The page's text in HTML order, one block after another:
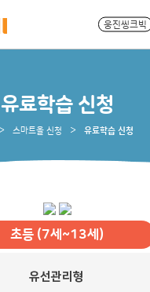
웅진씽크빅
유료학습 신청
스마트올 신청 유료학습 신청
초등 (7세~13세)
유선관리형